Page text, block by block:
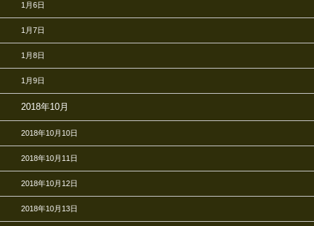
1月6日
1月7日
1月8日
1月9日
2018年10月
2018年10月10日
2018年10月11日
2018年10月12日
2018年10月13日